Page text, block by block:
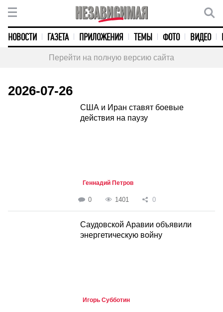
НОВОСТИ ГАЗЕТА ПРИЛОЖЕНИЯ ТЕМЫ ФОТО ВИДЕО
Перейти на полную версию сайта
2026-07-26
США и Иран ставят боевые
действия на паузу
Геннадий Петров
0 1401 0
Саудовской Аравии объявили
энергетическую войну
Игорь Субботин